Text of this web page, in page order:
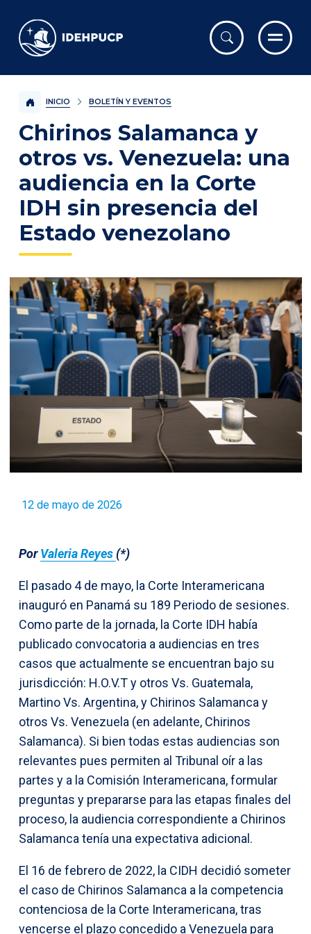
IDEHPUCP
INICIO BOLETÍN Y EVENTOS
Chirinos Salamanca y
otros vs. Venezuela: una
audiencia en la Corte
IDH sin presencia del
Estado venezolano
12 de mayo de 2026
PorValeria Reyes (*)
El pasado 4 de mayo, la Corte Interamericana
inauguró en Panamá su 189 Periodo de sesiones.
Como parte de la jornada, la Corte IDH había
publicado convocatoria a audiencias en tres
casos que actualmente se encuentran bajo su
jurisdicción: H.O.V.T y otros Vs. Guatemala,
Martino Vs. Argentina, y Chirinos Salamanca y
otros Vs. Venezuela (en adelante, Chirinos
Salamanca). Si bien todas estas audiencias son
relevantes pues permiten al Tribunal oír a las
partes y a la Comisión Interamericana, formular
preguntas y prepararse para las etapas finales del
proceso, la audiencia correspondiente a Chirinos
Salamanca tenía una expectativa adicional.
El 16 de febrero de 2022, la CIDH decidió someter
el caso de Chirinos Salamanca a la competencia
contenciosa de la Corte Interamericana, tras
vencerse el plazo concedido a Venezuela para